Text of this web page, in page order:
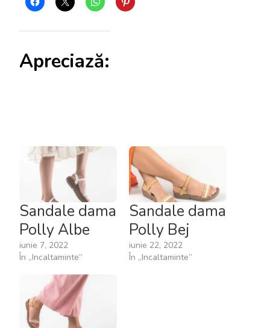
Apreciază:
Sandale dama
Polly Albe
iunie 7, 2022
În „Incaltaminte”
Sandale dama
Polly Bej
iunie 22, 2022
În „Incaltaminte”